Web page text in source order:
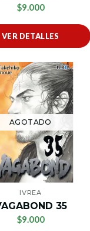
$9.000
VER DETALLES
AGOTADO
IVREA
35
$9.000